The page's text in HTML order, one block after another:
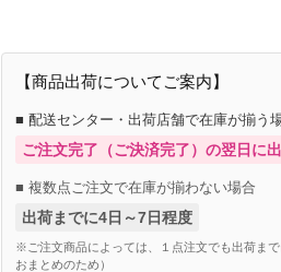
【商品出荷についてご案内】
■ 配送センター・出荷店舗で在庫が揃う
ご注文完了（ご決済完了）の翌日に
■ 複数点ご注文で在庫が揃わない場合
出荷までに4日～7日程度
※ご注文商品によっては、１点注文でも出荷ま
おまとめのため）